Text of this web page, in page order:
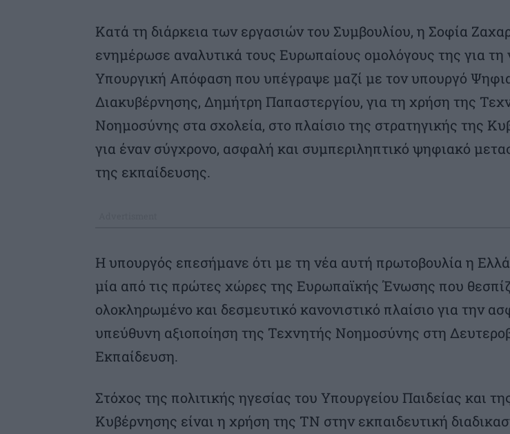
Κατά τη διάρκεια των εργασιών του Συμβουλίου, η Σοφία
ενημέρωσε αναλυτικά τους Ευρωπαίους ομολόγους της για τη
Υπουργική Απόφαση που υπέγραψε μαζί με τον υπουργό
Διακυβέρνησης, Δημήτρη Παπαστεργίου, για τη χρήση της
Νοημοσύνης στα σχολεία, στο πλαίσιο της στρατηγικής της
για έναν σύγχρονο, ασφαλή και συμπεριληπτικό ψηφιακό
της εκπαίδευσης.
Η υπουργός επεσήμανε ότι με τη νέα αυτή πρωτοβουλία η
μία από τις πρώτες χώρες της Ευρωπαϊκής Ένωσης που
ολοκληρωμένο και δεσμευτικό κανονιστικό πλαίσιο για την
υπεύθυνη αξιοποίηση της Τεχνητής Νοημοσύνης στη
Εκπαίδευση.
Στόχος της πολιτικής ηγεσίας του Υπουργείου Παιδείας και
Κυβέρνησης είναι η χρήση της ΤΝ στην εκπαιδευτική